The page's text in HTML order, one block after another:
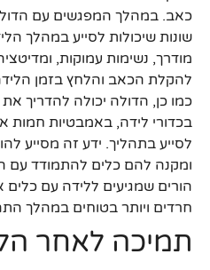
כאב. במהלך המפגשים עם
שונות שיכולות לסייע במהלך
מודרך, נשימות עמוקות,
להקלת הכאב והלחץ בזמן
כמו כן, הדולה יכולה להדריך
בכדורי לידה, באמבטיות חמות
לסייע בתהליך. ידע זה מסייע
ומקנה להם כלים להתמודד עם
הורים שמגיעים ללידה עם
חרדים ויותר בטוחים במהלך
תמיכה לאחר